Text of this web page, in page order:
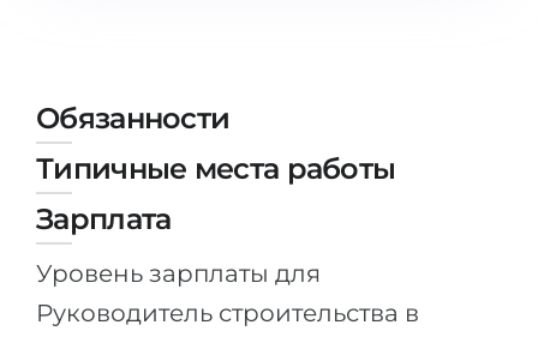
Штудиенколлеги
Курсы штудиенколлег
Freshman / Foundation
Подготовка к вузу
Подготовка к штудиенколлег
Специальные курсы
Второе Высшее
ПОСТУПАЕМ ПОСЛЕ...
Школы 11 классов
Школы 12 классов (NIS)
Колледжа
Обязанности
Типичные места работы
Зарплата
Уровень зарплаты для
Руководитель строительства в